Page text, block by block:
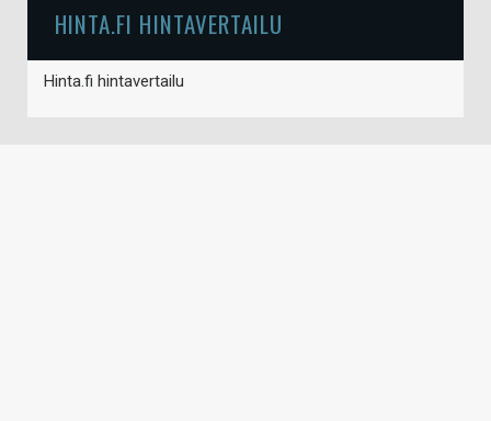
HINTA.FI HINTAVERTAILU
Hinta.fi hintavertailu